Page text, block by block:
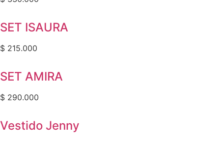
SET ISAURA
$ 215.000
SET AMIRA
$ 290.000
Vestido Jenny
Sets
Color